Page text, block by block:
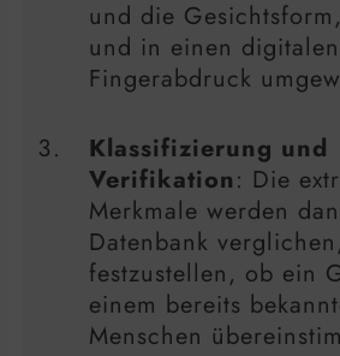
und die
und in einen digitalen
Fingerabdruck
Klassifizierung und
Verifikation: Die
Merkmale werden
Datenbank
festzustellen, ob ein
einem bereits
Menschen